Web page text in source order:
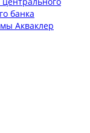
банка
Акваклер